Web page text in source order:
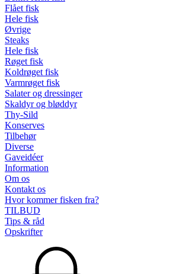
Flået fisk
Hele fisk
Øvrige
Steaks
Hele fisk
Røget fisk
Koldrøget fisk
Varmrøget fisk
Salater og dressinger
Skaldyr og bløddyr
Thy-Sild
Konserves
Tilbehør
Diverse
Gaveidéer
Information
Om os
Kontakt os
Hvor kommer fisken fra?
TILBUD
Tips & råd
Opskrifter